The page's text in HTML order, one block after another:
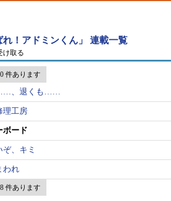
！アドミンくん」 連載一覧
け取る
件あります
、退くも……
理工房
ボード
ぞ、キミ
われ
件あります